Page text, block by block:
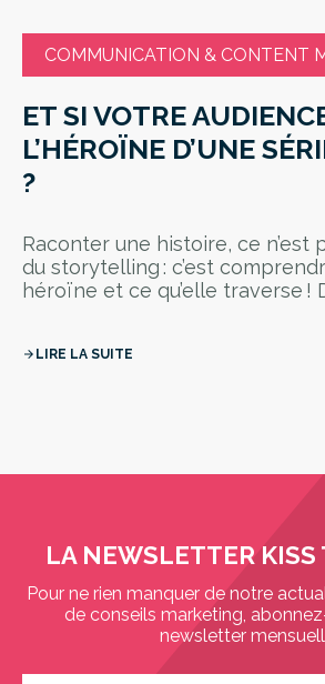
COMMUNICATION & CONTENT
ET SI VOTRE
L’HÉROÏNE D’UNE
?
Raconter une histoire, ce n’est
du storytelling : c’est
héroïne et ce qu’elle traverse !
arrow_forward LIRE LA SUITE
LA NEWSLETTER KISS
Pour ne rien manquer de notre
de conseils marketing,
newsletter